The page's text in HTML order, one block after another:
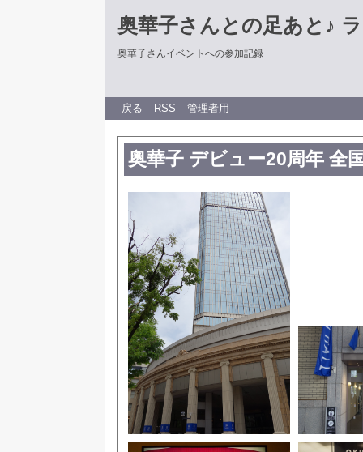
奥華子さんとの足あと♪
奥華子さんイベントへの参加記録
戻る RSS 管理者用
奥華子 デビュー20周年 全